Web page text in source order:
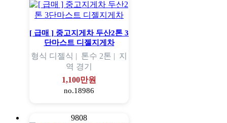
[ 급매 ] 중고지게차 두산2톤 3
단마스트 디젤지게차
형식 디젤식 | 톤수 2톤 | 지
역 경기
1,100만원
no.18986
9808